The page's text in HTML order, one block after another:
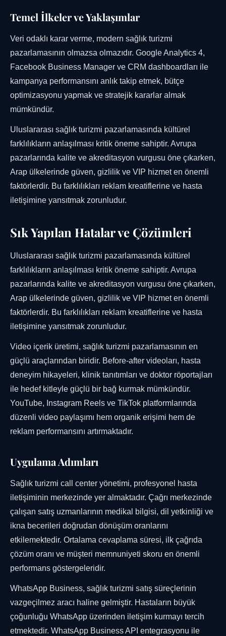
Temel İlkeler ve Yaklaşımlar
Veri odaklı karar verme, modern sağlık turizmi
pazarlamasının olmazsa olmazıdır. Google Analytics 4,
Facebook Business Manager ve CRM dashboardları ile
kampanya performansını anlık takip etmek, bütçe
optimizasyonu yapmak ve stratejik kararlar almak
mümkündür.
Uluslararası sağlık turizmi pazarlamasında kültürel
farklılıkların anlaşılması kritik öneme sahiptir. Avrupa
pazarlarında kalite ve akreditasyon vurgusu öne çıkarken,
Arap ülkelerinde güven, gizlilik ve VIP hizmet en önemli
faktörlerdir. Bu farklılıkları reklam kreatiflerine ve hasta
iletişimine yansıtmak zorunludur.
Sık Yapılan Hatalar ve Çözümleri
Uluslararası sağlık turizmi pazarlamasında kültürel
farklılıkların anlaşılması kritik öneme sahiptir. Avrupa
pazarlarında kalite ve akreditasyon vurgusu öne çıkarken,
Arap ülkelerinde güven, gizlilik ve VIP hizmet en önemli
faktörlerdir. Bu farklılıkları reklam kreatiflerine ve hasta
iletişimine yansıtmak zorunludur.
Video içerik üretimi, sağlık turizmi pazarlamasının en
güçlü araçlarından biridir. Before-after videoları, hasta
deneyim hikayeleri, klinik tanıtımları ve doktor röportajları
ile hedef kitleyle güçlü bir bağ kurmak mümkündür.
YouTube, Instagram Reels ve TikTok platformlarında
düzenli video paylaşımı hem organik erişimi hem de
reklam performansını artırmaktadır.
Uygulama Adımları
Sağlık turizmi call center yönetimi, profesyonel hasta
iletişiminin merkezinde yer almaktadır. Çağrı merkezinde
çalışan satış uzmanlarının medikal bilgisi, dil yetkinliği ve
ikna becerileri doğrudan dönüşüm oranlarını
etkilemektedir. Ortalama cevaplama süresi, ilk çağrıda
çözüm oranı ve müşteri memnuniyeti skoru en önemli
performans göstergeleridir.
WhatsApp Business, sağlık turizmi satış süreçlerinin
vazgeçilmez aracı haline gelmiştir. Hastaların büyük
çoğunluğu WhatsApp üzerinden iletişim kurmayı tercih
etmektedir. WhatsApp Business API entegrasyonu ile